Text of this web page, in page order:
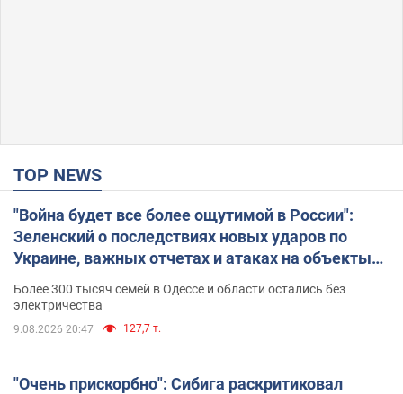
TOP NEWS
"Война будет все более ощутимой в России":
Зеленский о последствиях новых ударов по
Украине, важных отчетах и атаках на объекты
противника. Видео
Более 300 тысяч семей в Одессе и области остались без
электричества
9.08.2026 20:47 127,7 т.
"Очень прискорбно": Сибига раскритиковал